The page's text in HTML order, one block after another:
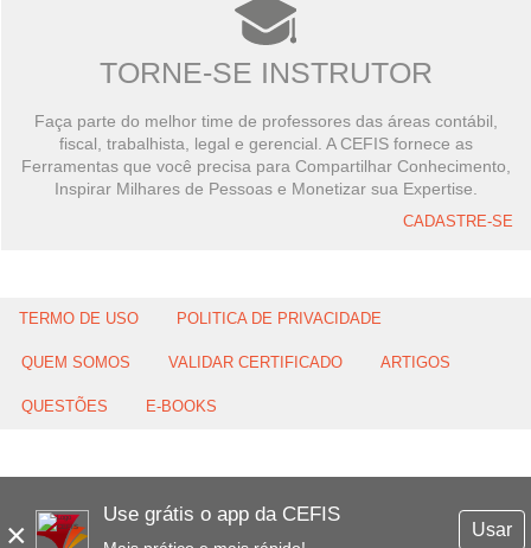
×
Use grátis o app da CEFIS
Usar
TORNE-SE INSTRUTOR
Faça parte do melhor time de professores das áreas contábil,
fiscal, trabalhista, legal e gerencial. A CEFIS fornece as
Ferramentas que você precisa para Compartilhar Conhecimento,
Inspirar Milhares de Pessoas e Monetizar sua Expertise.
CADASTRE-SE
TERMO DE USO POLITICA DE PRIVACIDADE
QUEM SOMOS VALIDAR CERTIFICADO ARTIGOS
QUESTÕES E-BOOKS